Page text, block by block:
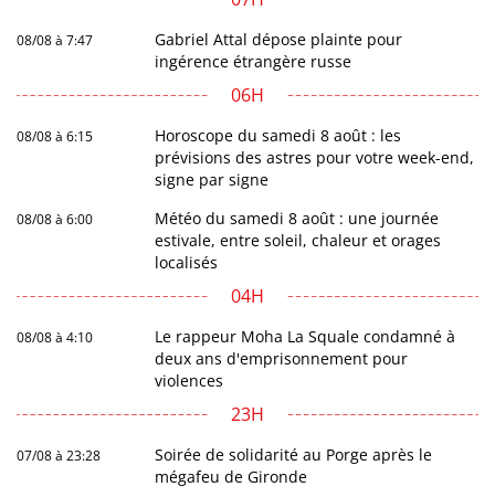
08/08 à 7:47
Gabriel Attal dépose plainte pour
ingérence étrangère russe
06H
08/08 à 6:15
Horoscope du samedi 8 août : les
prévisions des astres pour votre week-end,
signe par signe
08/08 à 6:00
Météo du samedi 8 août : une journée
estivale, entre soleil, chaleur et orages
localisés
04H
08/08 à 4:10
Le rappeur Moha La Squale condamné à
deux ans d'emprisonnement pour
violences
23H
07/08 à 23:28
Soirée de solidarité au Porge après le
mégafeu de Gironde